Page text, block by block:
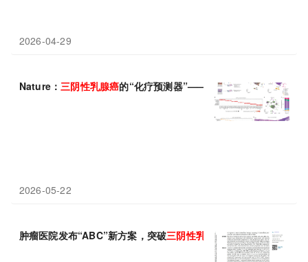
2026-04-29
Nature：三阴性乳腺癌的“化疗预测器”——13个基因如何帮医生
2026-05-22
肿瘤医院发布“ABC”新方案，突破三阴性乳腺癌脑转移治疗“无人